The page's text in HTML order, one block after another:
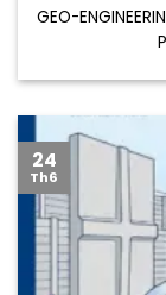
GEO-
24
Th6